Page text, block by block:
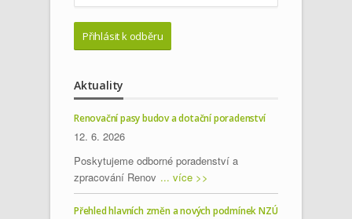
Aktuality
Renovační pasy budov a dotační poradenství
12. 6. 2026
Poskytujeme odborné poradenství a
zpracování Renov ... více >>
Přehled hlavních změn a nových podmínek NZÚ